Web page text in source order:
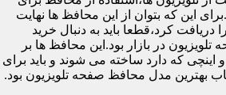
این که بتوان از این محافظ ها نهایت
دریافت کرد،قطعا باید به دنبال خرید
در بازار بود.این محافظ ها بر
اینچی که دارد ساخته می شوند و باید برای
بهترین مدل محافظ صفحه تلویزیون بود.